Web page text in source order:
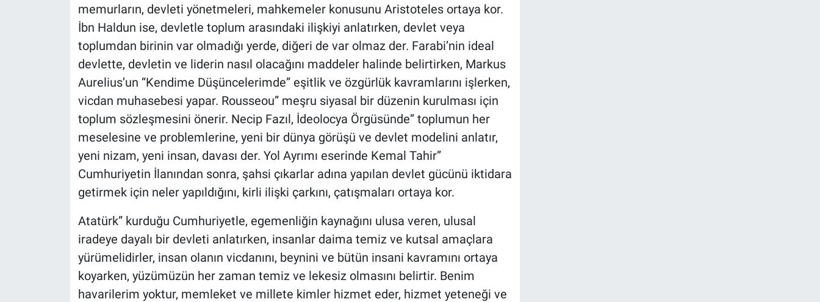
memurların, devleti yönetmeleri, mahkemeler konusunu Aristoteles ortaya kor.
İbn Haldun ise, devletle toplum arasındaki ilişkiyi anlatırken, devlet veya
toplumdan birinin var olmadığı yerde, diğeri de var olmaz der. Farabi’nin ideal
devlette, devletin ve liderin nasıl olacağını maddeler halinde belirtirken, Markus
Aurelius’un “Kendime Düşüncelerimde” eşitlik ve özgürlük kavramlarını işlerken,
vicdan muhasebesi yapar. Rousseou” meşru siyasal bir düzenin kurulması için
toplum sözleşmesini önerir. Necip Fazıl, İdeolocya Örgüsünde” toplumun her
meselesine ve problemlerine, yeni bir dünya görüşü ve devlet modelini anlatır,
yeni nizam, yeni insan, davası der. Yol Ayrımı eserinde Kemal Tahir”
Cumhuriyetin İlanından sonra, şahsi çıkarlar adına yapılan devlet gücünü iktidara
getirmek için neler yapıldığını, kirli ilişki çarkını, çatışmaları ortaya kor.
Atatürk” kurduğu Cumhuriyetle, egemenliğin kaynağını ulusa veren, ulusal
iradeye dayalı bir devleti anlatırken, insanlar daima temiz ve kutsal amaçlara
yürümelidirler, insan olanın vicdanını, beynini ve bütün insani kavramını ortaya
koyarken, yüzümüzün her zaman temiz ve lekesiz olmasını belirtir. Benim
havarilerim yoktur, memleket ve millete kimler hizmet eder, hizmet yeteneği ve